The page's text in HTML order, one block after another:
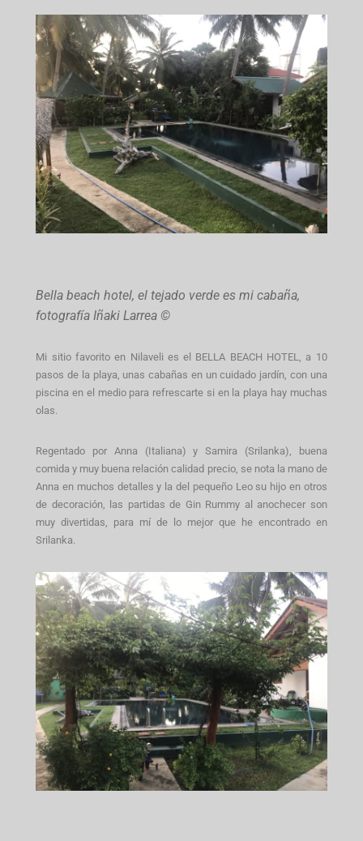
Bella beach hotel, el tejado verde es mi cabaña,
fotografía Iñaki Larrea ©
Mi sitio favorito en Nilaveli es el BELLA BEACH HOTEL, a 10
pasos de la playa, unas cabañas en un cuidado jardín, con una
piscina en el medio para refrescarte si en la playa hay muchas
olas.
Regentado por Anna (Italiana) y Samira (Srilanka), buena
comida y muy buena relación calidad precio, se nota la mano de
Anna en muchos detalles y la del pequeño Leo su hijo en otros
de decoración, las partidas de Gin Rummy al anochecer son
muy divertidas, para mí de lo mejor que he encontrado en
Srilanka.